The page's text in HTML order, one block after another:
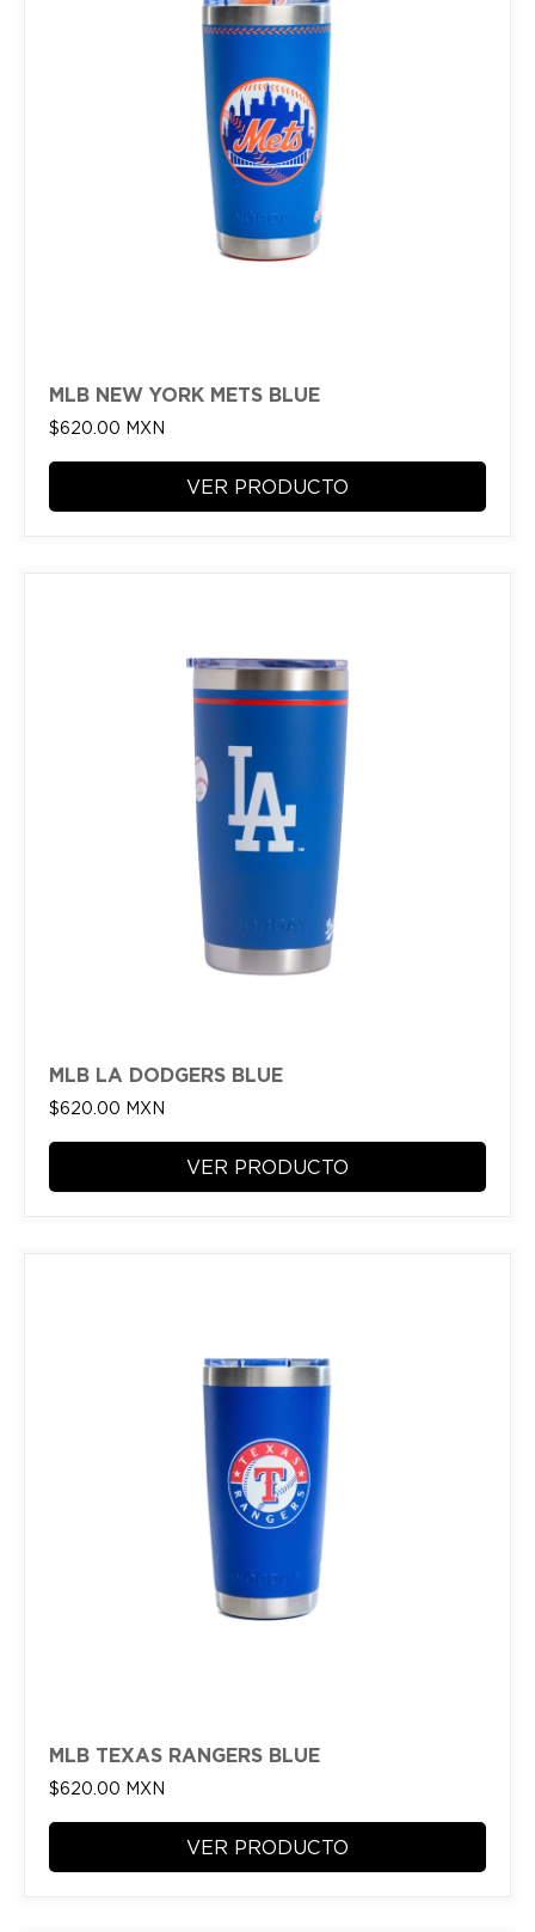
MLB NEW YORK METS BLUE
$620.00 MXN
VER PRODUCTO
MLB LA DODGERS BLUE
$620.00 MXN
VER PRODUCTO
MLB TEXAS RANGERS BLUE
$620.00 MXN
VER PRODUCTO